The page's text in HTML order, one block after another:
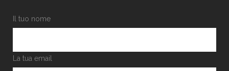
Il tuo nome
La tua email